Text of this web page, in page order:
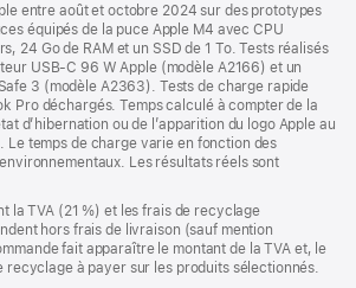
entre août et octobre 2024 sur des prototypes
équipés de la puce Apple M4 avec CPU
24 Go de RAM et un SSD de 1 To. Tests réalisés
USB-C 96 W Apple (modèle A2166) et un
3 (modèle A2363). Tests de charge rapide
Pro déchargés. Temps calculé à compter de la
d’hibernation ou de l’apparition du logo Apple au
Le temps de charge varie en fonction des
Les résultats réels sont
la TVA (21 %) et les frais de recyclage
hors frais de livraison (sauf mention
fait apparaître le montant de la TVA et, le
recyclage à payer sur les produits sélectionnés.